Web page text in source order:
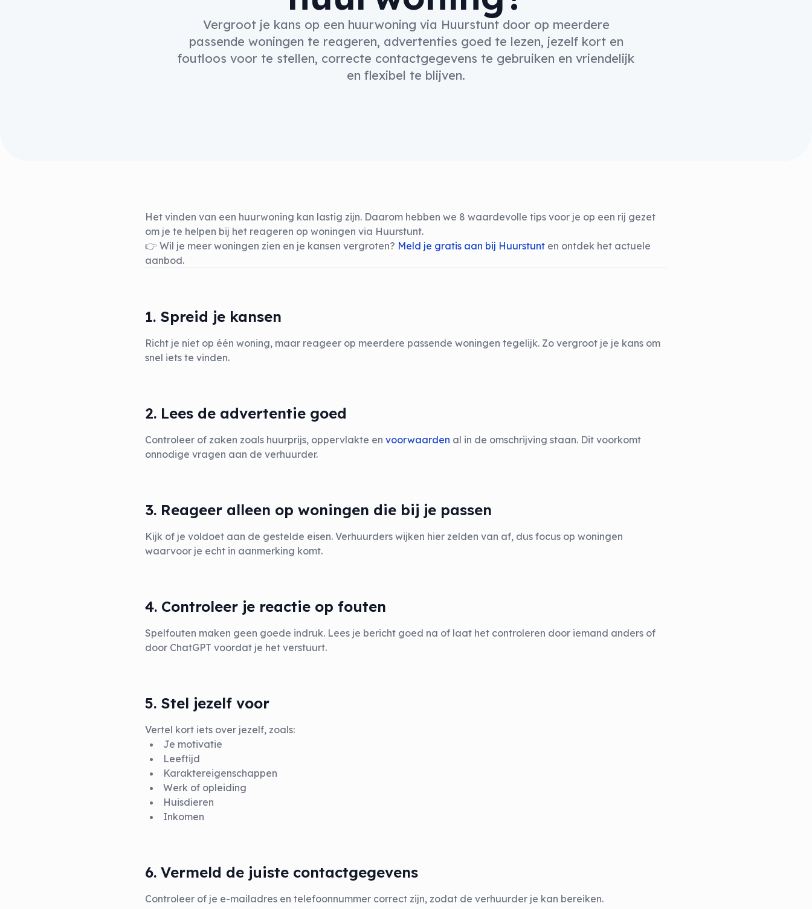
Vergroot je kans op een huurwoning via Huurstunt door op meerdere
passende woningen te reageren, advertenties goed te lezen, jezelf kort en
foutloos voor te stellen, correcte contactgegevens te gebruiken en vriendelijk
en flexibel te blijven.
Het vinden van een huurwoning kan lastig zijn. Daarom hebben we 8 waardevolle tips voor je op een rij gezet
om je te helpen bij het reageren op woningen via Huurstunt.
👉 Wil je meer woningen zien en je kansen vergroten? Meld je gratis aan bij Huurstunt en ontdek het actuele
aanbod.
1. Spreid je kansen
Richt je niet op één woning, maar reageer op meerdere passende woningen tegelijk. Zo vergroot je je kans om
snel iets te vinden.
2. Lees de advertentie goed
Controleer of zaken zoals huurprijs, oppervlakte en voorwaarden al in de omschrijving staan. Dit voorkomt
onnodige vragen aan de verhuurder.
3. Reageer alleen op woningen die bij je passen
Kijk of je voldoet aan de gestelde eisen. Verhuurders wijken hier zelden van af, dus focus op woningen
waarvoor je echt in aanmerking komt.
4. Controleer je reactie op fouten
Spelfouten maken geen goede indruk. Lees je bericht goed na of laat het controleren door iemand anders of
door ChatGPT voordat je het verstuurt.
5. Stel jezelf voor
Vertel kort iets over jezelf, zoals:
Je motivatie
Leeftijd
Karaktereigenschappen
Werk of opleiding
Huisdieren
Inkomen
6. Vermeld de juiste contactgegevens
Controleer of je e-mailadres en telefoonnummer correct zijn, zodat de verhuurder je kan bereiken.